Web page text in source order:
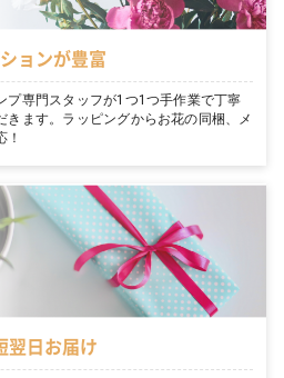
ョンが豊富
プ専門スタッフが1つ1つ手作業で丁寧
きます。ラッピングからお花の同梱、メ
！
翌日お届け